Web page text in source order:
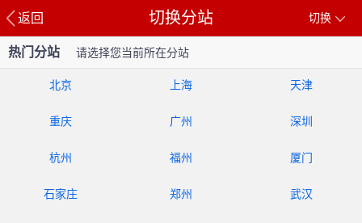
返回 切换
切换分站
热门分站 请选择您当前所在分站
北京 上海 天津
重庆 广州 深圳
杭州 福州 厦门
石家庄 郑州 武汉